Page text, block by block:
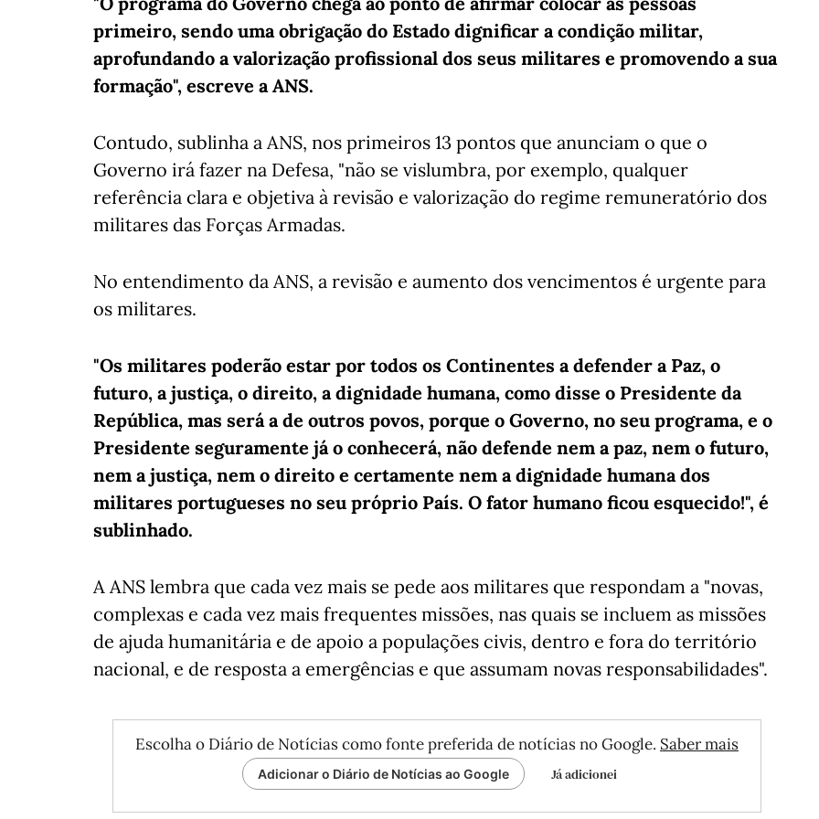
primeiro, sendo uma obrigação do Estado dignificar a condição militar,
aprofundando a valorização profissional dos seus militares e promovendo a sua
formação", escreve a ANS.
Contudo, sublinha a ANS, nos primeiros 13 pontos que anunciam o que o
Governo irá fazer na Defesa, "não se vislumbra, por exemplo, qualquer
referência clara e objetiva à revisão e valorização do regime remuneratório dos
militares das Forças Armadas.
No entendimento da ANS, a revisão e aumento dos vencimentos é urgente para
os militares.
"Os militares poderão estar por todos os Continentes a defender a Paz, o
futuro, a justiça, o direito, a dignidade humana, como disse o Presidente da
República, mas será a de outros povos, porque o Governo, no seu programa, e o
Presidente seguramente já o conhecerá, não defende nem a paz, nem o futuro,
nem a justiça, nem o direito e certamente nem a dignidade humana dos
militares portugueses no seu próprio País. O fator humano ficou esquecido!", é
sublinhado.
A ANS lembra que cada vez mais se pede aos militares que respondam a "novas,
complexas e cada vez mais frequentes missões, nas quais se incluem as missões
de ajuda humanitária e de apoio a populações civis, dentro e fora do território
nacional, e de resposta a emergências e que assumam novas responsabilidades".
Escolha o Diário de Notícias como fonte preferida de notícias no Google. Saber mais
Adicionar o Diário de Notícias ao Google Já adicionei